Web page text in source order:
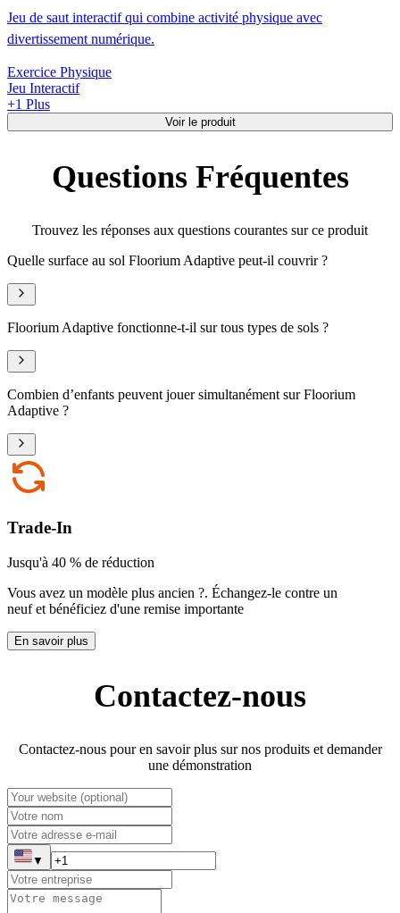
Jeu de saut interactif qui combine activité physique avec
divertissement numérique.
Exercice Physique
Jeu Interactif
+1 Plus
Voir le produit
Questions Fréquentes
Trouvez les réponses aux questions courantes sur ce produit
Quelle surface au sol Floorium Adaptive peut-il couvrir ?
Floorium Adaptive fonctionne-t-il sur tous types de sols ?
Combien d’enfants peuvent jouer simultanément sur Floorium
Adaptive ?
Trade-In
Jusqu'à 40 % de réduction
Vous avez un modèle plus ancien ?. Échangez-le contre un
neuf et bénéficiez d'une remise importante
En savoir plus
Contactez-nous
Contactez-nous pour en savoir plus sur nos produits et demander
une démonstration
▼